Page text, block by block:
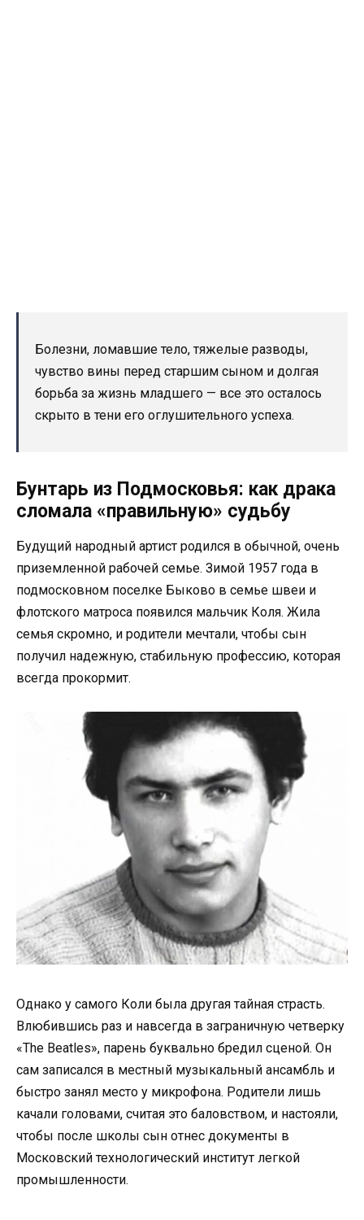
Болезни, ломавшие тело, тяжелые разводы,
чувство вины перед старшим сыном и долгая
борьба за жизнь младшего — все это осталось
скрыто в тени его оглушительного успеха.
Бунтарь из Подмосковья: как драка
сломала «правильную» судьбу
Будущий народный артист родился в обычной, очень
приземленной рабочей семье. Зимой 1957 года в
подмосковном поселке Быково в семье швеи и
флотского матроса появился мальчик Коля. Жила
семья скромно, и родители мечтали, чтобы сын
получил надежную, стабильную профессию, которая
всегда прокормит.
Однако у самого Коли была другая тайная страсть.
Влюбившись раз и навсегда в заграничную четверку
«The Beatles», парень буквально бредил сценой. Он
сам записался в местный музыкальный ансамбль и
быстро занял место у микрофона. Родители лишь
качали головами, считая это баловством, и настояли,
чтобы после школы сын отнес документы в
Московский технологический институт легкой
промышленности.